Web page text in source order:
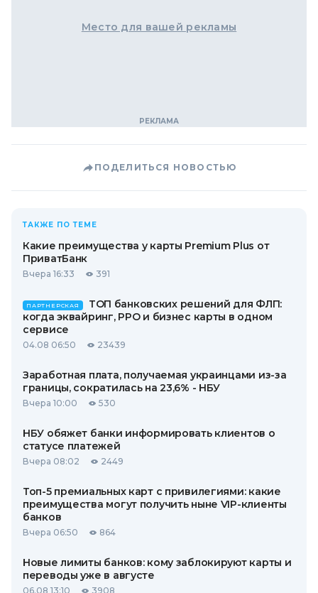
Место для вашей рекламы
ПОДЕЛИТЬСЯ НОВОСТЬЮ
ТАКЖЕ ПО ТЕМЕ
Какие преимущества у карты Premium Plus от
ПриватБанк
Вчера 16:33 391
ПАРТНЕРСКАЯ
ТОП банковских решений для ФЛП:
когда эквайринг, РРО и бизнес карты в одном
сервисе
04.08 06:50 23439
Заработная плата, получаемая украинцами из-за
границы, сократилась на 23,6% - НБУ
Вчера 10:00 530
НБУ обяжет банки информировать клиентов о
статусе платежей
Вчера 08:02 2449
Топ-5 премиальных карт с привилегиями: какие
преимущества могут получить ныне VIP-клиенты
банков
Вчера 06:50 864
Новые лимиты банков: кому заблокируют карты и
переводы уже в августе
06.08 13:10 3908